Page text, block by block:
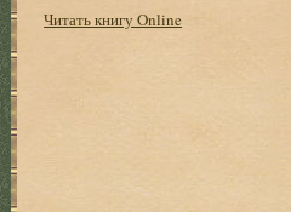
Читать книгу Online